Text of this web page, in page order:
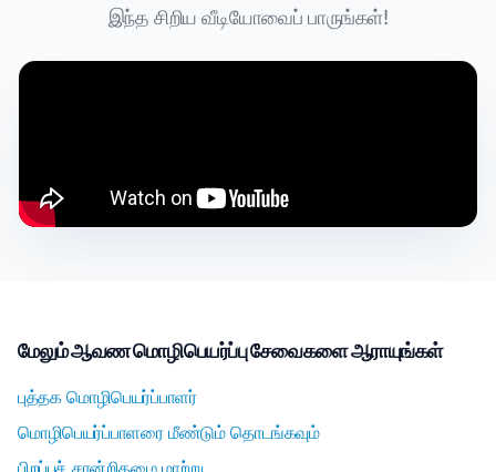
இந்த சிறிய வீடியோவைப் பாருங்கள்!
மேலும் ஆவண மொழிபெயர்ப்பு சேவைகளை ஆராயுங்கள்
புத்தக மொழிபெயர்ப்பாளர்
மொழிபெயர்ப்பாளரை மீண்டும் தொடங்கவும்
பிறப்புச் சான்றிதழை மாற்று